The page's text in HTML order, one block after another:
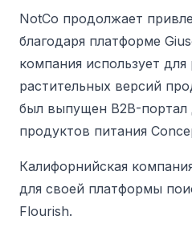
NotCo продолжает
благодаря платформе
компания использует для
растительных версий
был выпущен B2B-портал
продуктов питания
Калифорнийская
для своей платформы
Flourish.